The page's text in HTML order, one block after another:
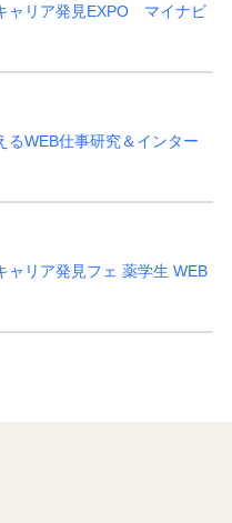
ャリア発見EXPO マイナビ
るWEB仕事研究＆インター
ャリア発見フェ 薬学生 WEB